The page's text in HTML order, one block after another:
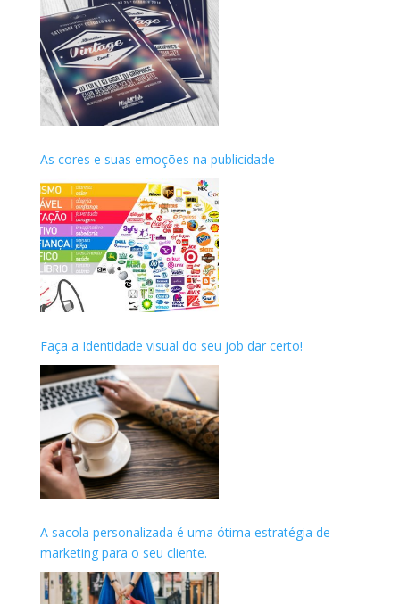
As cores e suas emoções na publicidade
Faça a Identidade visual do seu job dar certo!
A sacola personalizada é uma ótima estratégia de
marketing para o seu cliente.